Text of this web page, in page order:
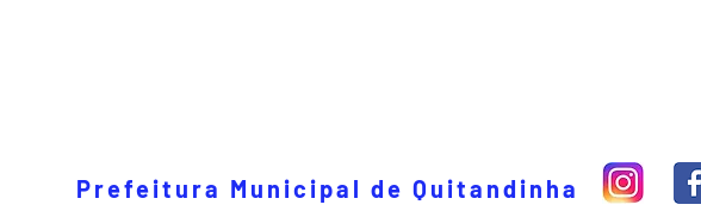
Prefeitura Municipal de Quitandinha